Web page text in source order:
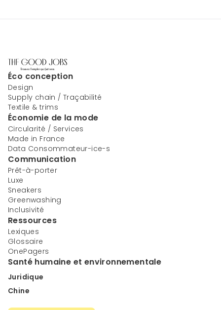
Éco conception
Design
Supply chain / Traçabilité
Textile & trims
Économie de la mode
Circularité / Services
Made in France
Data Consommateur-ice-s
Communication
Prêt-à-porter
Luxe
Sneakers
Greenwashing
Inclusivité
Ressources
Lexiques
Glossaire
OnePagers
Santé humaine et environnementale
Juridique
Chine